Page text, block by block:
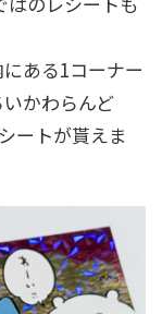
ある1コーナー
かわらんど
ートが貰えま